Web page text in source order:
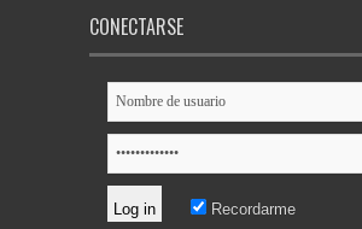
CONECTARSE
Recordarme